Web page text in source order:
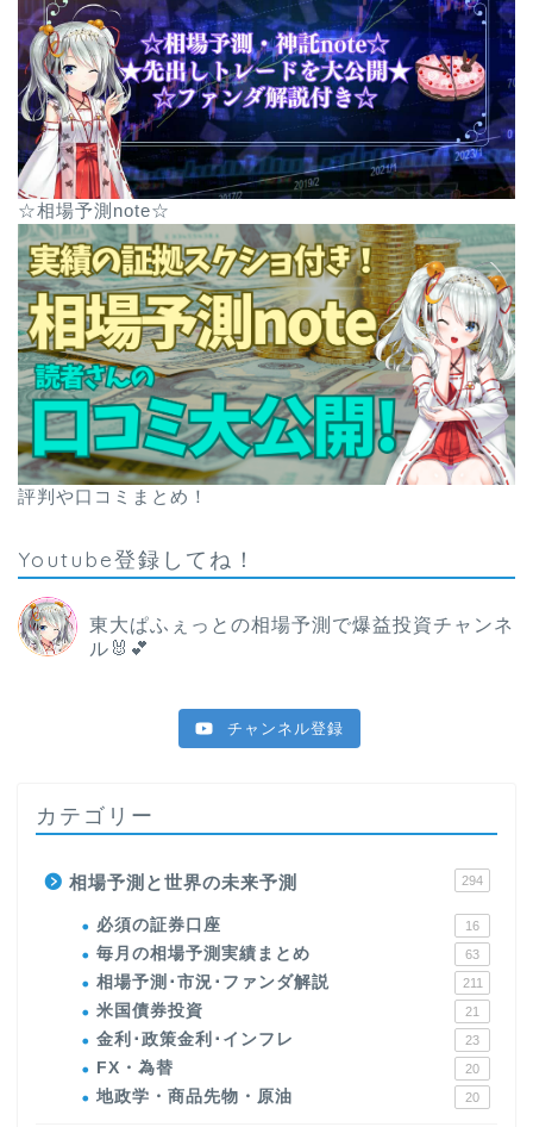
☆相場予測note☆
評判や口コミまとめ！
Youtube登録してね！
東大ぱふぇっとの相場予測で爆益投資チャンネ
ル🐰💕
チャンネル登録
カテゴリー
相場予測と世界の未来予測 294
必須の証券口座 16
毎月の相場予測実績まとめ 63
相場予測･市況･ファンダ解説 211
米国債券投資 21
金利･政策金利･インフレ 23
FX・為替 20
地政学・商品先物・原油 20